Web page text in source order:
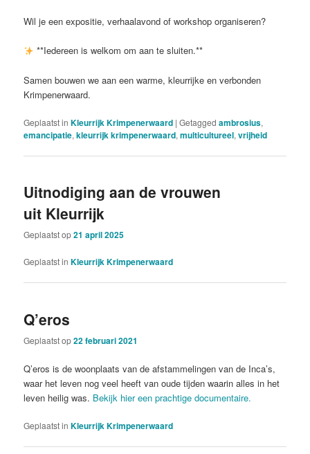
Wil je een expositie, verhaalavond of workshop organiseren?
**Iedereen is welkom om aan te sluiten.**
Samen bouwen we aan een warme, kleurrijke en verbonden
Krimpenerwaard.
Geplaatst in Kleurrijk Krimpenerwaard |Getagged ambrosius,
emancipatie,kleurrijk krimpenerwaard,multicultureel,vrijheid
Uitnodiging aan de vrouwen
uit Kleurrijk
Geplaatst op21 april 2025
Geplaatst in Kleurrijk Krimpenerwaard
Q’eros
Geplaatst op22 februari 2021
Q’eros is de woonplaats van de afstammelingen van de Inca’s,
waar het leven nog veel heeft van oude tijden waarin alles in het
leven heilig was. Bekijk hier een prachtige documentaire.
Geplaatst in Kleurrijk Krimpenerwaard